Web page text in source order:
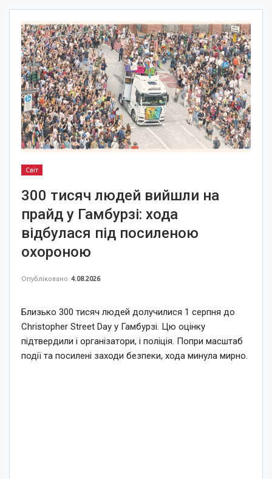
Світ
300 тисяч людей вийшли на
прайд у Гамбурзі: хода
відбулася під посиленою
охороною
Опубліковано 4.08.2026
Близько 300 тисяч людей долучилися 1 серпня до
Christopher Street Day у Гамбурзі. Цю оцінку
підтвердили і організатори, і поліція. Попри масштаб
події та посилені заходи безпеки, хода минула мирно.